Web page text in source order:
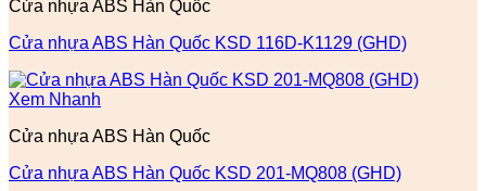
Cửa nhựa ABS Hàn Quốc
Cửa nhựa ABS Hàn Quốc KSD 116D-K1129 (GHD)
Xem Nhanh
Cửa nhựa ABS Hàn Quốc
Cửa nhựa ABS Hàn Quốc KSD 201-MQ808 (GHD)